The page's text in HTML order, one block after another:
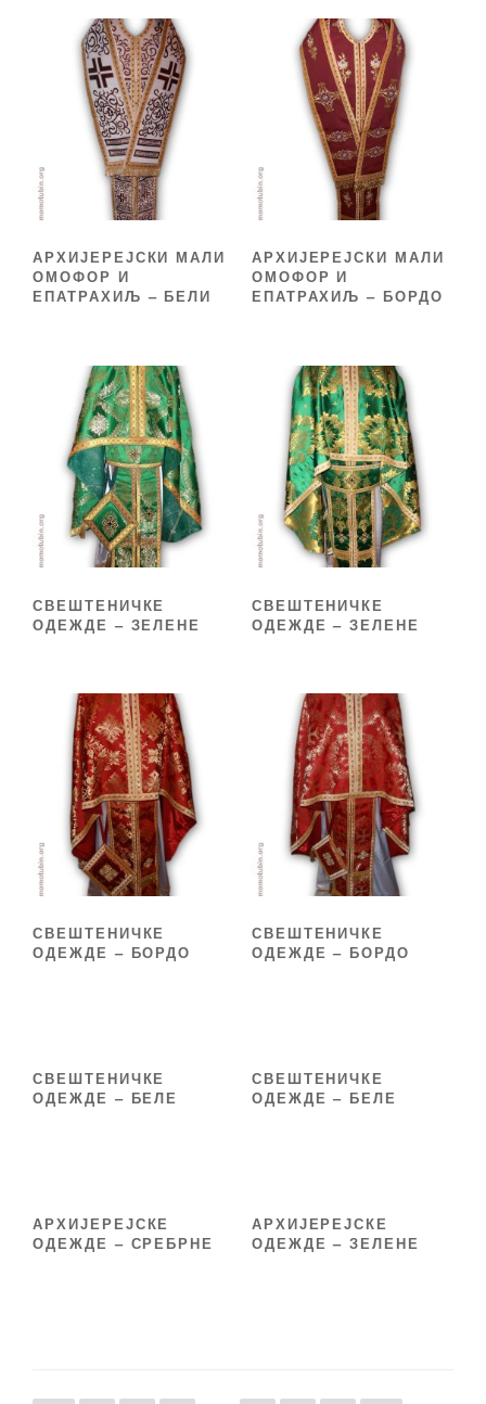
АРХИЈЕРЕЈСКИ МАЛИ
ОМОФОР И
ЕПАТРАХИЉ – БЕЛИ
АРХИЈЕРЕЈСКИ МАЛИ
ОМОФОР И
ЕПАТРАХИЉ – БОРДО
СВЕШТЕНИЧКЕ
ОДЕЖДЕ – ЗЕЛЕНЕ
СВЕШТЕНИЧКЕ
ОДЕЖДЕ – ЗЕЛЕНЕ
СВЕШТЕНИЧКЕ
ОДЕЖДЕ – БОРДО
СВЕШТЕНИЧКЕ
ОДЕЖДЕ – БОРДО
СВЕШТЕНИЧКЕ
ОДЕЖДЕ – БЕЛЕ
СВЕШТЕНИЧКЕ
ОДЕЖДЕ – БЕЛЕ
АРХИЈЕРЕЈСКЕ
ОДЕЖДЕ – СРЕБРНЕ
АРХИЈЕРЕЈСКЕ
ОДЕЖДЕ – ЗЕЛЕНЕ